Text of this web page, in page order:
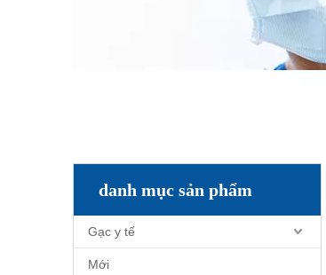
danh mục sản phẩm
Gạc y tế
Mới